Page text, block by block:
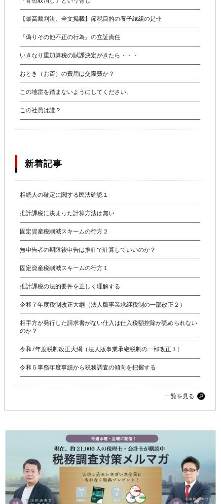
【最高裁判決、全文掲載】節税目的の養子縁組の是非
『偽りその他不正の行為』の立証責任
いきなり重加算税の賦課決定がきたら・・・
おとき（お斎）の費用は交際費か？
この地雷を踏まないようにしてください。
この社員は誰？
新着記事
相続人の確定に関する民法確認１
推計課税に決まった計算方法は無い
固定資産税削減スキームの行方２
無申告者の期限後申告は推計で計算していいのか？
固定資産税削減スキームの行方１
推計課税の法的要件を正しく理解する
令和７年度税制改正大綱（法人版事業承継税制の一部改正２）
相手方が発行した請求書がない仕入は仕入税額控除が認められない
のか？
令和7年度税制改正大綱（法人版事業承継税制の一部改正１）
令和５事務年度事績から税務調査の傾向を把握する
一覧を見る